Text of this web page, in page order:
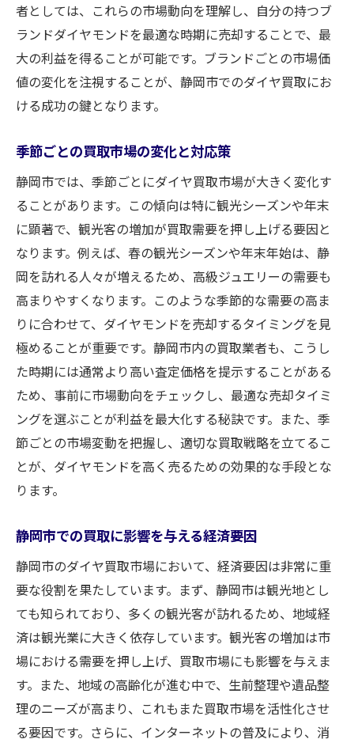
ダイヤのサイズがもたらす買取の差
静岡市での最適な買取を実現するための実践的
ヒント
静岡市で成功するための買取準備
静岡市の市場を熟知した買取の流れ
失敗しないための買取の注意点
静岡市で買取を成功に導くワンポイント
実際の取引に役立つ買取の実践例
者としては、これらの市場動向を理解し、自分の持つブ
ランドダイヤモンドを最適な時期に売却することで、最
大の利益を得ることが可能です。ブランドごとの市場価
値の変化を注視することが、静岡市でのダイヤ買取にお
ける成功の鍵となります。
季節ごとの買取市場の変化と対応策
静岡市では、季節ごとにダイヤ買取市場が大きく変化す
ることがあります。この傾向は特に観光シーズンや年末
に顕著で、観光客の増加が買取需要を押し上げる要因と
なります。例えば、春の観光シーズンや年末年始は、静
岡を訪れる人々が増えるため、高級ジュエリーの需要も
高まりやすくなります。このような季節的な需要の高ま
りに合わせて、ダイヤモンドを売却するタイミングを見
極めることが重要です。静岡市内の買取業者も、こうし
た時期には通常より高い査定価格を提示することがある
ため、事前に市場動向をチェックし、最適な売却タイミ
ングを選ぶことが利益を最大化する秘訣です。また、季
節ごとの市場変動を把握し、適切な買取戦略を立てるこ
とが、ダイヤモンドを高く売るための効果的な手段とな
ります。
静岡市での買取に影響を与える経済要因
静岡市のダイヤ買取市場において、経済要因は非常に重
要な役割を果たしています。まず、静岡市は観光地とし
ても知られており、多くの観光客が訪れるため、地域経
済は観光業に大きく依存しています。観光客の増加は市
場における需要を押し上げ、買取市場にも影響を与えま
す。また、地域の高齢化が進む中で、生前整理や遺品整
理のニーズが高まり、これもまた買取市場を活性化させ
る要因です。さらに、インターネットの普及により、消